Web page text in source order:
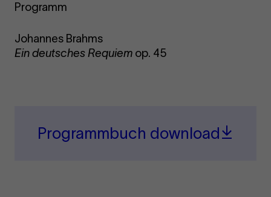
Programm
Johannes Brahms
Ein deutsches Requiem op. 45
Programmbuch download